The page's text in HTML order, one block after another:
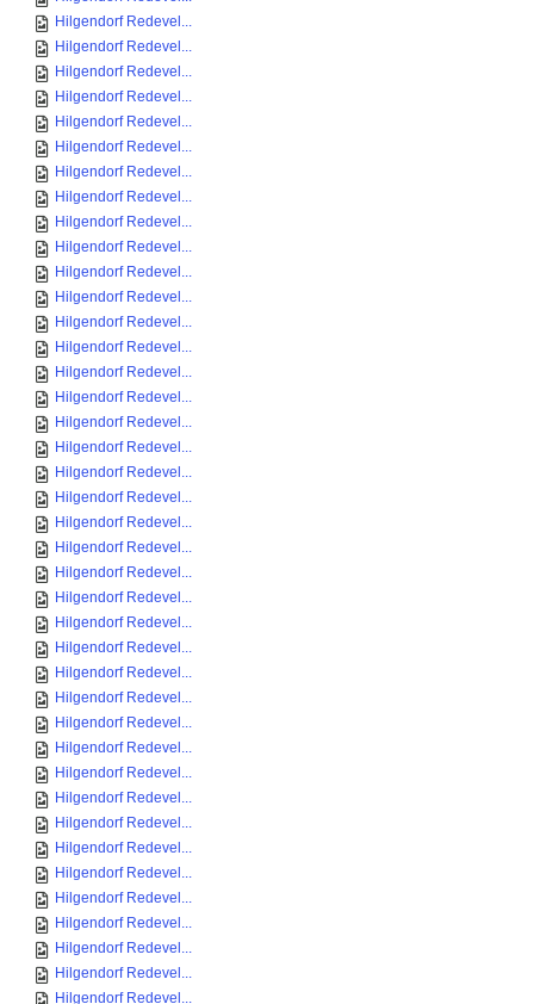
Hilgendorf Redevel...
Hilgendorf Redevel...
Hilgendorf Redevel...
Hilgendorf Redevel...
Hilgendorf Redevel...
Hilgendorf Redevel...
Hilgendorf Redevel...
Hilgendorf Redevel...
Hilgendorf Redevel...
Hilgendorf Redevel...
Hilgendorf Redevel...
Hilgendorf Redevel...
Hilgendorf Redevel...
Hilgendorf Redevel...
Hilgendorf Redevel...
Hilgendorf Redevel...
Hilgendorf Redevel...
Hilgendorf Redevel...
Hilgendorf Redevel...
Hilgendorf Redevel...
Hilgendorf Redevel...
Hilgendorf Redevel...
Hilgendorf Redevel...
Hilgendorf Redevel...
Hilgendorf Redevel...
Hilgendorf Redevel...
Hilgendorf Redevel...
Hilgendorf Redevel...
Hilgendorf Redevel...
Hilgendorf Redevel...
Hilgendorf Redevel...
Hilgendorf Redevel...
Hilgendorf Redevel...
Hilgendorf Redevel...
Hilgendorf Redevel...
Hilgendorf Redevel...
Hilgendorf Redevel...
Hilgendorf Redevel...
Hilgendorf Redevel...
Hilgendorf Redevel...